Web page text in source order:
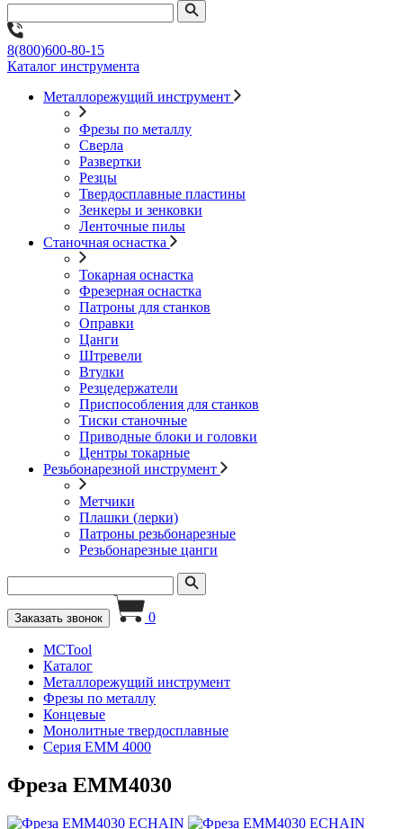
8(800)600-80-15
Каталог инструмента
Металлорежущий инструмент
Фрезы по металлу
Сверла
Развертки
Резцы
Твердосплавные пластины
Зенкеры и зенковки
Ленточные пилы
Станочная оснастка
Токарная оснастка
Фрезерная оснастка
Патроны для станков
Оправки
Цанги
Штревели
Втулки
Резцедержатели
Приспособления для станков
Тиски станочные
Приводные блоки и головки
Центры токарные
Резьбонарезной инструмент
Метчики
Плашки (лерки)
Патроны резьбонарезные
Резьбонарезные цанги
Заказать звонок 0
MCTool
Каталог
Металлорежущий инструмент
Фрезы по металлу
Концевые
Монолитные твердосплавные
Серия EMM 4000
Фреза EMM4030